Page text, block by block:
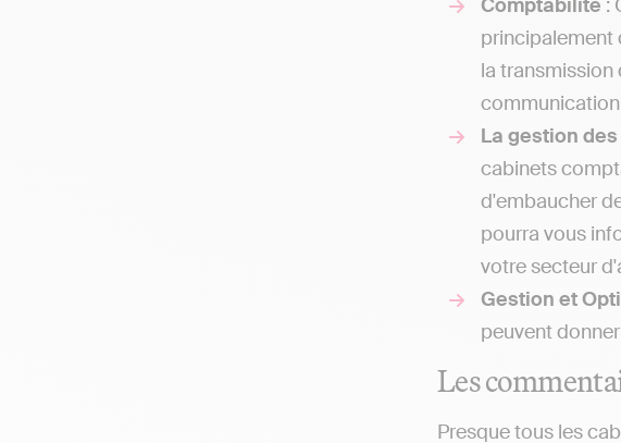
Comptabilité :
principalement
la transmission
La gestion
cabinets
d'embaucher
pourra vous
votre secteur
Gestion et
peuvent
Les
Presque tous les